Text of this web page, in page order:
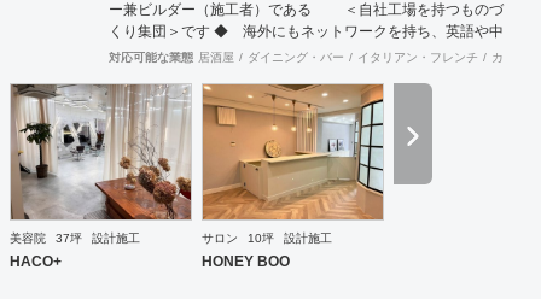
ー兼ビルダー（施工者）である ＜自社工場を持つものづ
くり集団＞です ◆ 海外にもネットワークを持ち、英語や中
国語に堪能なスタッフたちが、海外から国内への出店をスム
工案件、設計＋造作物の案件、施工案件、造作物制作など、
多様な請負形態が可能です。工場では金属を中心にさまざま
な素材を用いた制作が可能で、例えば通常デザイン性とは無
縁な特定防火設備（鉄扉）などにも高いデザイン性を施すこ
とも可能です。 GRIDFRAME とりかえのきかない空間
https://gridframe.co.jp/ Synes(シネス) 霧のようなやわらか
込む空間 https://sotochiku.com/
対応可能な業態 居酒屋 ダイニング・バー イタリアン・フレンチ カフェ
美容院 37坪 設計施工
HACO+
サロン 10坪 設計施工
HONEY BOO